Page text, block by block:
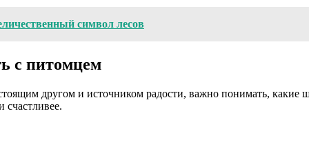
символ лесов
с питомцем
другом и источником радости, важно понимать,